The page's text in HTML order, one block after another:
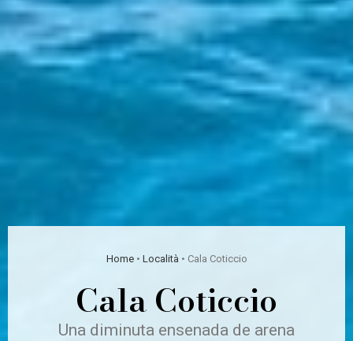
Home• Località • Cala Coticcio
Cala Coticcio
Una diminuta ensenada de arena